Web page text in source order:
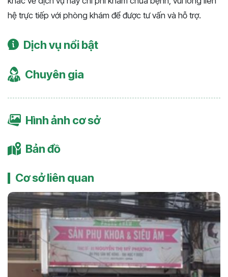
hệ trực tiếp với phòng khám để được tư vấn và hỗ trợ.
Dịch vụ nổi bật
Chuyên gia
Hình ảnh cơ sở
Bản đồ
Cơ sở liên quan